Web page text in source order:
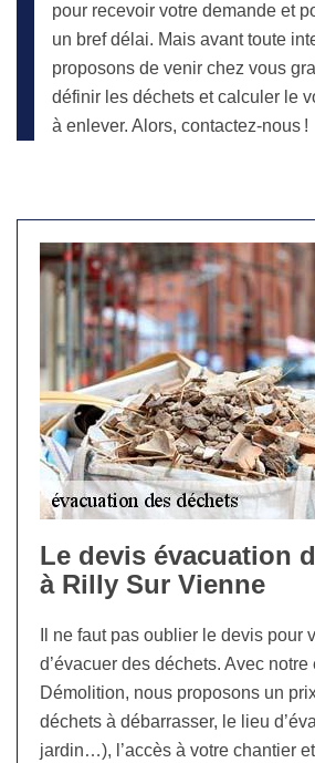
pour recevoir votre demande et
un bref délai. Mais avant toute
proposons de venir chez vous
définir les déchets et calculer le
à enlever. Alors, contactez-nous !
Le devis évacuation
à Rilly Sur Vienne
Il ne faut pas oublier le devis pour
d’évacuer des déchets. Avec
Démolition, nous proposons un
déchets à débarrasser, le lieu
jardin…), l’accès à votre chantier